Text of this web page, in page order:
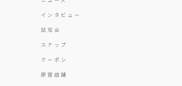
インタビュー
試写会
スナップ
クーポン
原宿店舗